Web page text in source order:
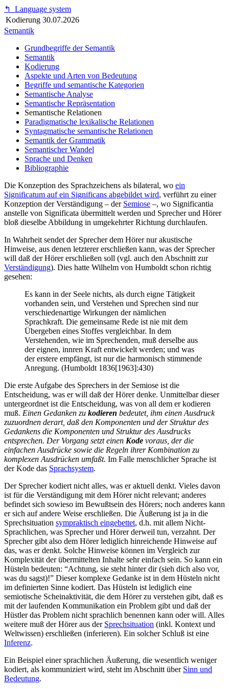
↰
Language system
Kodierung 30.07.2026
Semantik
Grundbegriffe der Semantik
Semantik
Kodierung
Aspekte und Arten von Bedeutung
Begriffe und semantische Kategorien
Semantische Analyse
Semantische Repräsentation
Semantische Relationen
Paradigmatische lexikalische Relationen
Syntagmatische semantische Relationen
Semantik der Grammatik
Semantischer Wandel
Sprache und Denken
Bibliographie
Die Konzeption des Sprachzeichens als bilateral, wo ein
Significatum auf ein Significans abgebildet wird, verführt zu einer
Konzeption der Verständigung – der Semiose –, wo Significantia
anstelle von Significata übermittelt werden und Sprecher und Hörer
bloß dieselbe Abbildung in umgekehrter Richtung durchlaufen.
In Wahrheit sendet der Sprecher dem Hörer nur akustische
Hinweise, aus denen letzterer erschließen kann, was der Sprecher
will daß der Hörer erschließen soll (vgl. auch den Abschnitt zur
Verständigung). Dies hatte Wilhelm von Humboldt schon richtig
gesehen:
Es kann in der Seele nichts, als durch eigne Tätigkeit
vorhanden sein, und Verstehen und Sprechen sind nur
verschiedenartige Wirkungen der nämlichen
Sprachkraft. Die gemeinsame Rede ist nie mit dem
Übergeben eines Stoffes vergleichbar. In dem
Verstehenden, wie im Sprechenden, muß derselbe aus
der eignen, innren Kraft entwickelt werden; und was
der erstere empfängt, ist nur die harmonisch stimmende
Anregung. (Humboldt 1836[1963]:430)
Die erste Aufgabe des Sprechers in der Semiose ist die
Entscheidung, was er will daß der Hörer denke. Unmittelbar dieser
untergeordnet ist die Entscheidung, was von all dem er kodieren
muß. Einen Gedanken zu kodieren bedeutet, ihm einen Ausdruck
zuzuordnen derart, daß den Komponenten und der Struktur des
Gedankens die Komponenten und Struktur des Ausdrucks
entsprechen. Der Vorgang setzt einen Kode voraus, der die
einfachen Ausdrücke sowie die Regeln ihrer Kombination zu
komplexen Ausdrücken umfaßt. Im Falle menschlicher Sprache ist
der Kode das Sprachsystem.
Der Sprecher kodiert nicht alles, was er aktuell denkt. Vieles davon
ist für die Verständigung mit dem Hörer nicht relevant; anderes
befindet sich sowieso im Bewußtsein des Hörers; noch anderes kann
er sich auf andere Weise erschließen. Die Äußerung ist ja in die
Sprechsituation sympraktisch eingebettet, d.h. mit allem Nicht-
Sprachlichen, was Sprecher und Hörer derweil tun, verzahnt. Der
Sprecher gibt also dem Hörer lediglich hinreichende Hinweise auf
das, was er denkt. Solche Hinweise können im Vergleich zur
Komplexität der übermittelten Inhalte sehr einfach sein. So kann ein
Hüsteln bedeuten: “Achtung, sie steht hinter dir (sieh dich also vor,
was du sagst)!” Dieser komplexe Gedanke ist in dem Hüsteln nicht
im definierten Sinne kodiert. Das Hüsteln ist lediglich eine
semiotische Scheinaktivität, die dem Hörer zu verstehen gibt, daß es
mit der laufenden Kommunikation ein Problem gibt und daß der
Hüstler das Problem nicht sprachlich benennen kann oder will. Alles
weitere muß der Hörer aus der Sprechsituation (inkl. Kontext und
Weltwissen) erschließen (inferieren). Ein solcher Schluß ist eine
Inferenz.
Ein Beispiel einersprachlichen Äußerung, die wesentlich weniger
kodiert, als kommuniziert wird, steht im Abschnitt über Sinn und
Bedeutung.